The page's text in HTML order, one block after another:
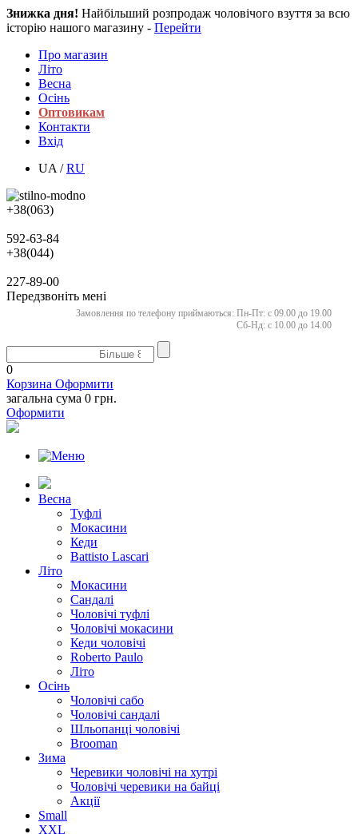
Знижка дня! Найбільший розпродаж чоловічого взуття за всю
історію нашого магазину - Перейти
Про магазин
Літо
Весна
Осінь
Оптовикам
Контакти
Вхід
UA /RU
+38(063)
592-63-84
+38(044)
227-89-00
Передзвоніть мені
Замовлення по телефону приймаються: Пн-Пт: с 09.00 до 19.00
Сб-Нд: с 10.00 до 14.00
0
Корзина Оформити
загальна сума 0 грн.
Оформити
Весна
Туфлі
Мокасини
Кеди
Battisto Lascari
Літо
Мокасини
Сандалі
Чоловічі туфлі
Чоловічі мокасини
Кеди чоловічі
Roberto Paulo
Літо
Осінь
Чоловічі сабо
Чоловічі сандалі
Шльопанці чоловічі
Brooman
Зима
Черевики чоловічі на хутрі
Чоловічі черевики на байці
Акції
Small
XXL